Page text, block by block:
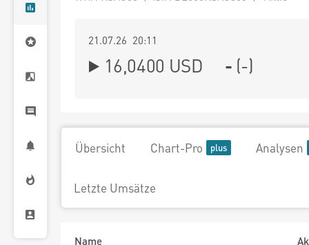
21.07.26 20:11
16,0400 USD - (-)
Übersicht Chart-Pro Analysen
Letzte Umsätze
Name